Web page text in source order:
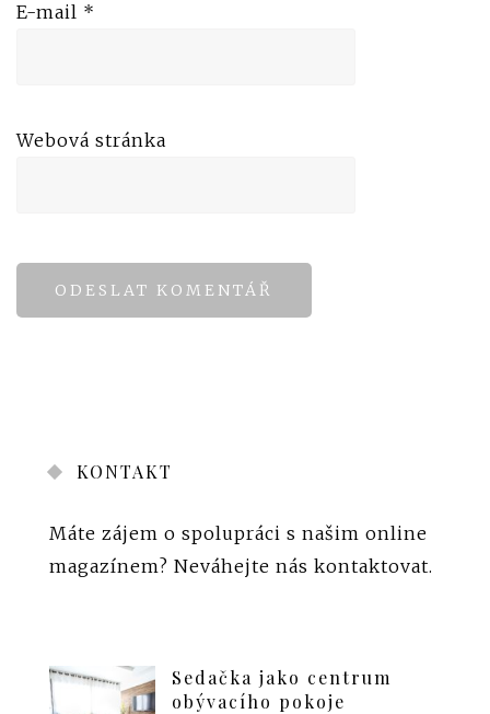
E-mail *
Webová stránka
KONTAKT
Máte zájem o spolupráci s našim online
magazínem? Neváhejte nás kontaktovat.
Sedačka jako centrum
obývacího pokoje